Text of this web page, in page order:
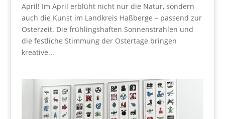
April! Im April erblüht nicht nur die Natur, sondern
auch die Kunst im Landkreis Haßberge – passend zur
Osterzeit. Die frühlingshaften Sonnenstrahlen und
die festliche Stimmung der Ostertage bringen
kreative...